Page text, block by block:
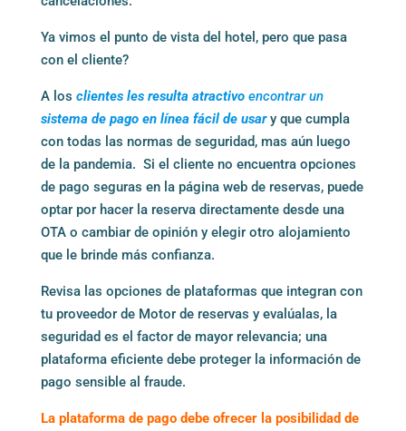
Ya vimos el punto de vista del hotel, pero que pasa
con el cliente?
A los clientes les resulta atractivo encontrar un
sistema de pago en línea fácil de usar y que cumpla
con todas las normas de seguridad, mas aún luego
de la pandemia. Si el cliente no encuentra opciones
de pago seguras en la página web de reservas, puede
optar por hacer la reserva directamente desde una
OTA o cambiar de opinión y elegir otro alojamiento
que le brinde más confianza.
Revisa las opciones de plataformas que integran con
tu proveedor de Motor de reservas y evalúalas, la
seguridad es el factor de mayor relevancia; una
plataforma eficiente debe proteger la información de
pago sensible al fraude.
La plataforma de pago debe ofrecer la posibilidad de